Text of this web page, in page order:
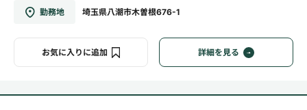
勤務地 埼玉県八潮市木曽根676-1
お気に入りに追加 詳細を見る